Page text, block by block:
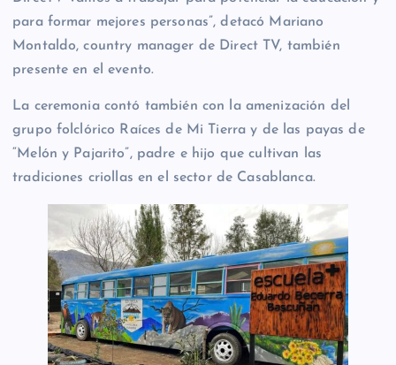
para formar mejores personas”, detacó Mariano
Montaldo, country manager de Direct TV, también
presente en el evento.
La ceremonia contó también con la amenización del
grupo folclórico Raíces de Mi Tierra y de las payas de
“Melón y Pajarito”, padre e hijo que cultivan las
tradiciones criollas en el sector de Casablanca.